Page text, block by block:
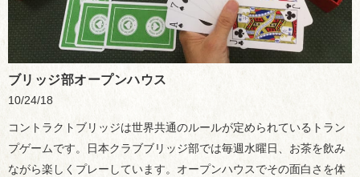
ブリッジ部オープンハウス
10/24/18
コントラクトブリッジは世界共通のルールが定められているトラン
プゲームです。日本クラブブリッジ部では毎週水曜日、お茶を飲み
ながら楽しくプレーしています。オープンハウスでその面白さを体